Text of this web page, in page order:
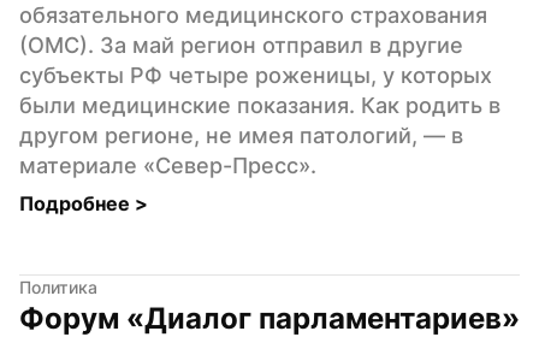
обязательного медицинского страхования
(ОМС). За май регион отправил в другие
субъекты РФ четыре роженицы, у которых
были медицинские показания. Как родить в
другом регионе, не имея патологий, — в
материале «Север-Пресс».
Подробнее >
Политика
Форум «Диалог парламентариев»